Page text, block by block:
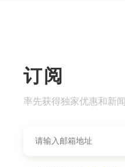
订阅
率先获得独家优惠和新闻